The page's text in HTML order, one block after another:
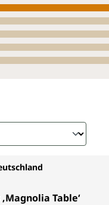
Bewertung von 5
Table‘